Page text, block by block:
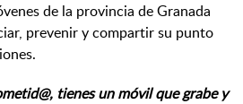
de la provincia de Granada
prevenir y compartir su punto
tienes un móvil que grabe y